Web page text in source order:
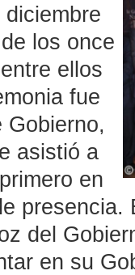
los once
ellos
fue
Gobierno,
asistió a
en
del
en su